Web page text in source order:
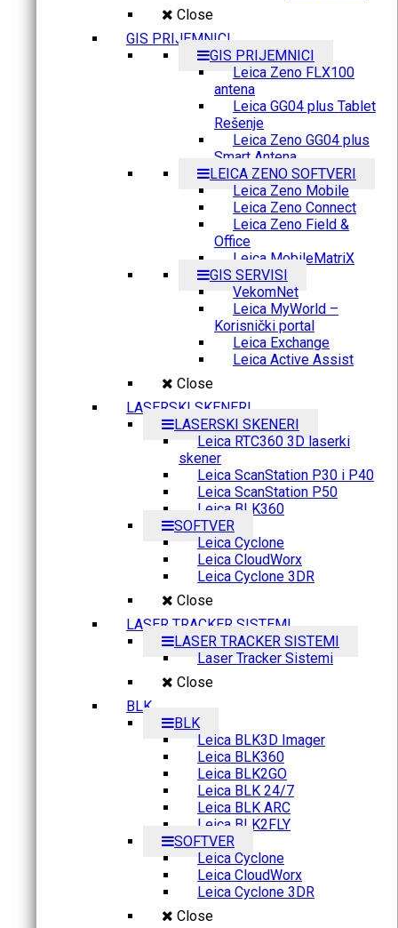
Close
GIS PRIJEMNICI
GIS PRIJEMNICI
Leica Zeno FLX100
antena
Leica GG04 plus Tablet
Rešenje
Leica Zeno GG04 plus
Smart Antena
LEICA ZENO SOFTVERI
Leica Zeno Mobile
Leica Zeno Connect
Leica Zeno Field &
Office
Leica MobileMatriX
GIS SERVISI
VekomNet
Leica MyWorld –
Korisnički portal
Leica Exchange
Leica Active Assist
Close
LASERSKI SKENERI
LASERSKI SKENERI
Leica RTC360 3D laserki
skener
Leica ScanStation P30 i P40
Leica ScanStation P50
Leica BLK360
SOFTVER
Leica Cyclone
Leica CloudWorx
Leica Cyclone 3DR
Close
LASER TRACKER SISTEMI
LASER TRACKER SISTEMI
Laser Tracker Sistemi
Close
BLK
BLK
Leica BLK3D Imager
Leica BLK360
Leica BLK2GO
Leica BLK 24/7
Leica BLK ARC
Leica BLK2FLY
SOFTVER
Leica Cyclone
Leica CloudWorx
Leica Cyclone 3DR
Close